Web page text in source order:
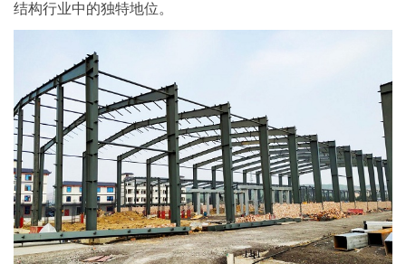
结构行业中的独特地位。